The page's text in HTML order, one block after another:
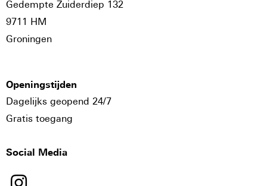
Gedempte Zuiderdiep 132
9711 HM
Groningen
Openingstijden
Dagelijks geopend 24/7
Gratis toegang
Social Media